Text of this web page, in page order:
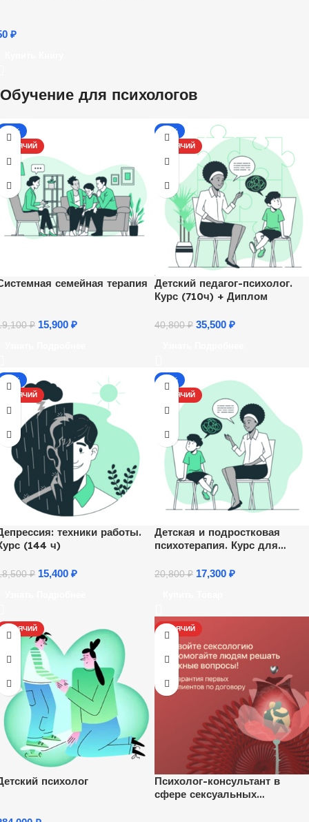
₽
Обучение для психологов
-17%
ГОРЯЧИЙ
семейная терапия
₽ 15,900 ₽
-13%
ГОРЯЧИЙ
Детский педагог-психолог.
Курс (710ч) + Диплом
40,800₽ 35,500 ₽
-17%
ГОРЯЧИЙ
техники работы.
(144 ч)
₽ 15,400 ₽
-17%
ГОРЯЧИЙ
Детская и подростковая
психотерапия. Курс для
20,800₽ 17,300 ₽
ГОРЯЧИЙ
психолог
ГОРЯЧИЙ
Психолог-консультант в
сфере сексуальных